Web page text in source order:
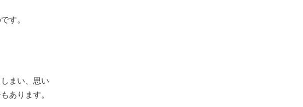
す。
まい、思い
あります。